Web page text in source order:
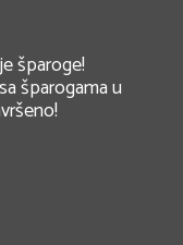
šparoge!
šparogama u